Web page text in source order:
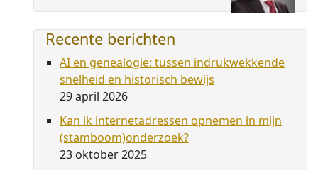
Recente berichten
AI en genealogie: tussen indrukwekkende
snelheid en historisch bewijs
29 april 2026
Kan ik internetadressen opnemen in mijn
(stamboom)onderzoek?
23 oktober 2025